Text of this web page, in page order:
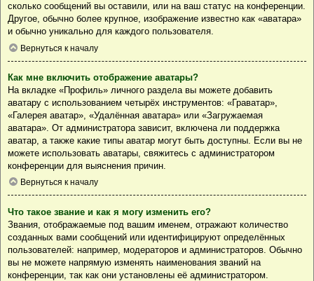
сколько сообщений вы оставили, или на ваш статус на конференции.
Другое, обычно более крупное, изображение известно как «аватара»
и обычно уникально для каждого пользователя.
Вернуться к началу
Как мне включить отображение аватары?
На вкладке «Профиль» личного раздела вы можете добавить
аватару с использованием четырёх инструментов: «Граватар»,
«Галерея аватар», «Удалённая аватара» или «Загружаемая
аватара». От администратора зависит, включена ли поддержка
аватар, а также какие типы аватар могут быть доступны. Если вы не
можете использовать аватары, свяжитесь с администратором
конференции для выяснения причин.
Вернуться к началу
Что такое звание и как я могу изменить его?
Звания, отображаемые под вашим именем, отражают количество
созданных вами сообщений или идентифицируют определённых
пользователей: например, модераторов и администраторов. Обычно
вы не можете напрямую изменять наименования званий на
конференции, так как они установлены её администратором.